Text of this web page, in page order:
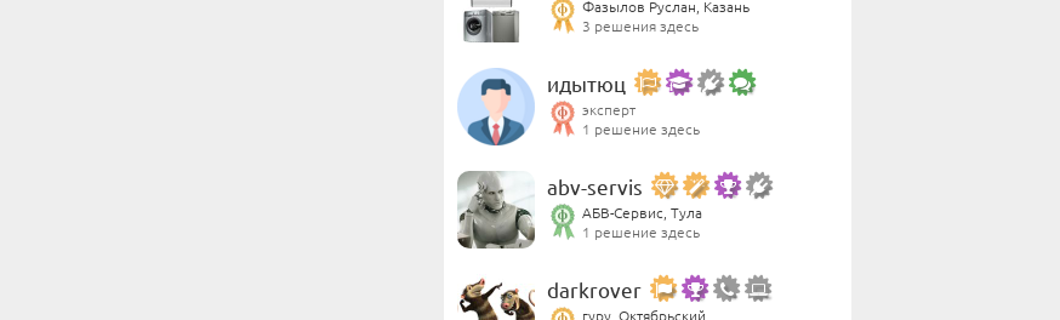
Фазылов Руслан, Казань
3 решения здесь
идытюц
эксперт
1 решение здесь
abv-servis
АБВ-Сервис, Тула
1 решение здесь
darkrover
гуру, Октябрьский